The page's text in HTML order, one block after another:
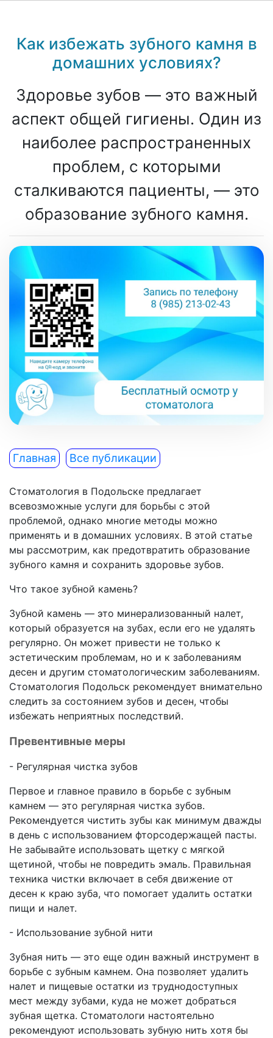
Как избежать зубного камня в
домашних условиях?
Здоровье зубов — это важный
аспект общей гигиены. Один из
наиболее распространенных
проблем, с которыми
сталкиваются пациенты, — это
образование зубного камня.
Главная Все публикации
Стоматология в Подольске предлагает
всевозможные услуги для борьбы с этой
проблемой, однако многие методы можно
применять и в домашних условиях. В этой статье
мы рассмотрим, как предотвратить образование
зубного камня и сохранить здоровье зубов.
Что такое зубной камень?
Зубной камень — это минерализованный налет,
который образуется на зубах, если его не удалять
регулярно. Он может привести не только к
эстетическим проблемам, но и к заболеваниям
десен и другим стоматологическим заболеваниям.
Стоматология Подольск рекомендует внимательно
следить за состоянием зубов и десен, чтобы
избежать неприятных последствий.
Превентивные меры
- Регулярная чистка зубов
Первое и главное правило в борьбе с зубным
камнем — это регулярная чистка зубов.
Рекомендуется чистить зубы как минимум дважды
в день с использованием фторсодержащей пасты.
Не забывайте использовать щетку с мягкой
щетиной, чтобы не повредить эмаль. Правильная
техника чистки включает в себя движение от
десен к краю зуба, что помогает удалить остатки
пищи и налет.
- Использование зубной нити
Зубная нить — это еще один важный инструмент в
борьбе с зубным камнем. Она позволяет удалить
налет и пищевые остатки из труднодоступных
мест между зубами, куда не может добраться
зубная щетка. Стоматологи настоятельно
рекомендуют использовать зубную нить хотя бы